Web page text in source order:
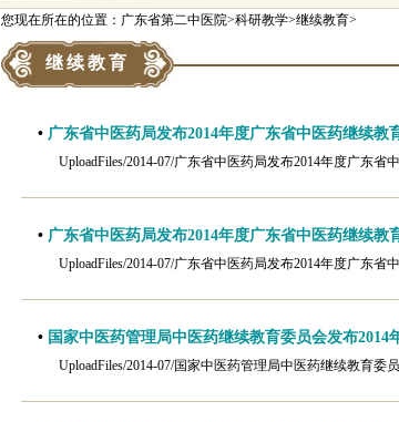
您现在所在的位置：广东省第二中医院>科研教学>继续教育>
继续教育
• 广东省中医药局发布2014年度广东省中医药继续教
UploadFiles/2014-07/广东省中医药局发布2014年度广东
• 广东省中医药局发布2014年度广东省中医药继续教
UploadFiles/2014-07/广东省中医药局发布2014年度广东
• 国家中医药管理局中医药继续教育委员会发布2014
UploadFiles/2014-07/国家中医药管理局中医药继续教育